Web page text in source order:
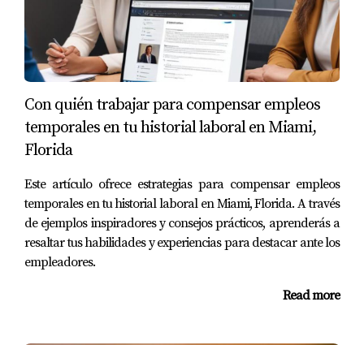
tomó medidas para establecer un fondo de ahorros
robusto y comenzó a trabajar en proyectos a largo plazo
que le ofrecieron mayor estabilidad financiera. Al
presentar sus ahorros y contratos vigentes al
prestamista, Luis logró asegurar una hipoteca favorable
que le permitió comprar su hogar soñado.
Marta había estado trabajando en empleos temporales
durante varios años antes de decidir comprar una casa.
Se dio cuenta de que necesitaba demostrar estabilidad
financiera para calificar para una hipoteca. Se dedicó a
Con quién trabajar para compensar empleos
temporales en tu historial laboral en Miami,
Florida
Este artículo ofrece estrategias para compensar empleos
temporales en tu historial laboral en Miami, Florida. A través
de ejemplos inspiradores y consejos prácticos, aprenderás a
resaltar tus habilidades y experiencias para destacar ante los
empleadores.
Read more